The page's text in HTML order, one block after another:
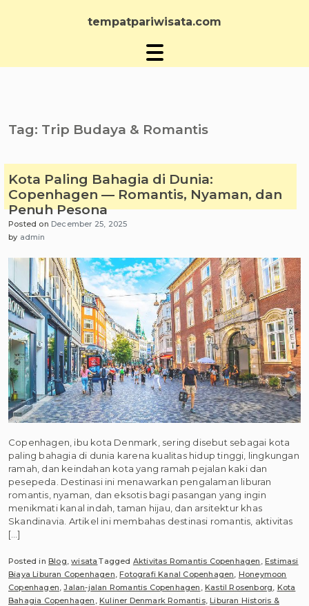
tempatpariwisata.com
Tag: Trip Budaya & Romantis
Kota Paling Bahagia di Dunia:
Copenhagen — Romantis, Nyaman, dan
Penuh Pesona
Posted on December 25, 2025
by admin
Copenhagen, ibu kota Denmark, sering disebut sebagai kota
paling bahagia di dunia karena kualitas hidup tinggi, lingkungan
ramah, dan keindahan kota yang ramah pejalan kaki dan
pesepeda. Destinasi ini menawarkan pengalaman liburan
romantis, nyaman, dan eksotis bagi pasangan yang ingin
menikmati kanal indah, taman hijau, dan arsitektur khas
Skandinavia. Artikel ini membahas destinasi romantis, aktivitas
[…]
Posted inBlog ,wisata Tagged Aktivitas Romantis Copenhagen ,Estimasi
Biaya Liburan Copenhagen ,Fotografi Kanal Copenhagen Honeymoon
Copenhagen ,Jalan-jalan Romantis Copenhagen ,Kastil Rosenborg Kota
Bahagia Copenhagen ,Kuliner Denmark Romantis,Liburan Historis &